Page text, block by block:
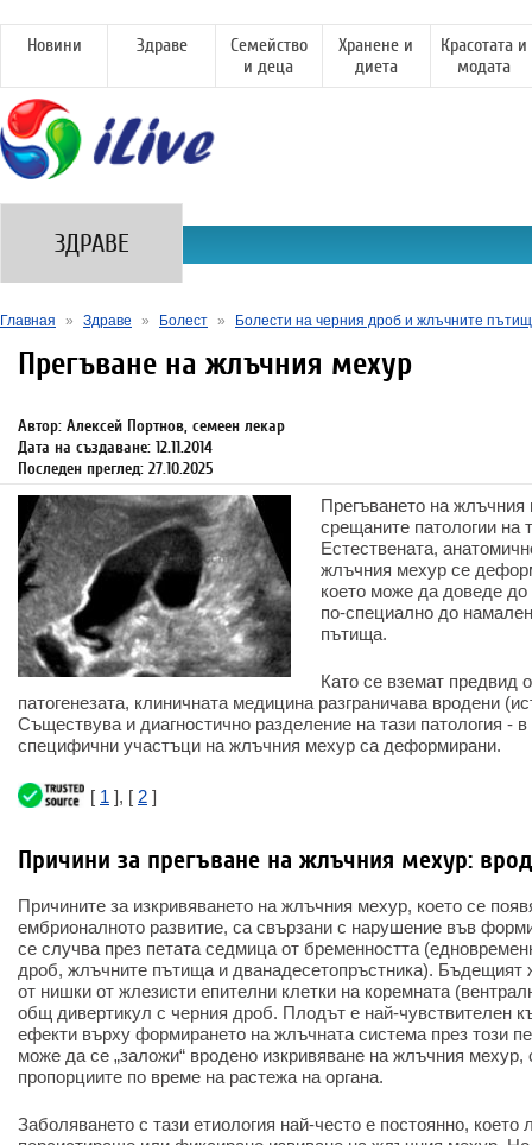
Новини Здраве
Семейство
и деца
Хранене и
диета
Красотата и
модата
ЗДРАВЕ
Главная » Здраве » Болест » Болести на черния дроб и жлъчните
Прегъване на жлъчния мехур
Автор: Алексей Портнов, семеен лекар
Дата на създаване: 12.11.2014
Последен преглед: 27.10.2025
Прегъването на жлъчния
срещаните патологии на
Естествената,
жлъчния мехур се
което може да доведе
по-специално до
пътища.
Като се вземат предвид
патогенезата, клиничната медицина разграничава вродени
Съществува и диагностично разделение на тази патология -
специфични участъци на жлъчния мехур са деформирани.
[ 1 ], [ 2 ]
Причини за прегъване на жлъчния мехур:
Причините за изкривяването на жлъчния мехур, което се
ембрионалното развитие, са свързани с нарушение във
се случва през петата седмица от бременността
дроб, жлъчните пътища и дванадесетопръстника).
от нишки от жлезисти епителни клетки на коремната
общ дивертикул с черния дроб. Плодът е най-чувствителен
ефекти върху формирането на жлъчната система през този
може да се „заложи“ вродено изкривяване на жлъчния
пропорциите по време на растежа на органа.
Заболяването с тази етиология най-често е постоянно, което